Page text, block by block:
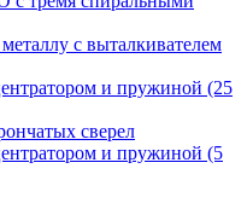
c выталкивателем
и пружиной (25
сверел
и пружиной (5